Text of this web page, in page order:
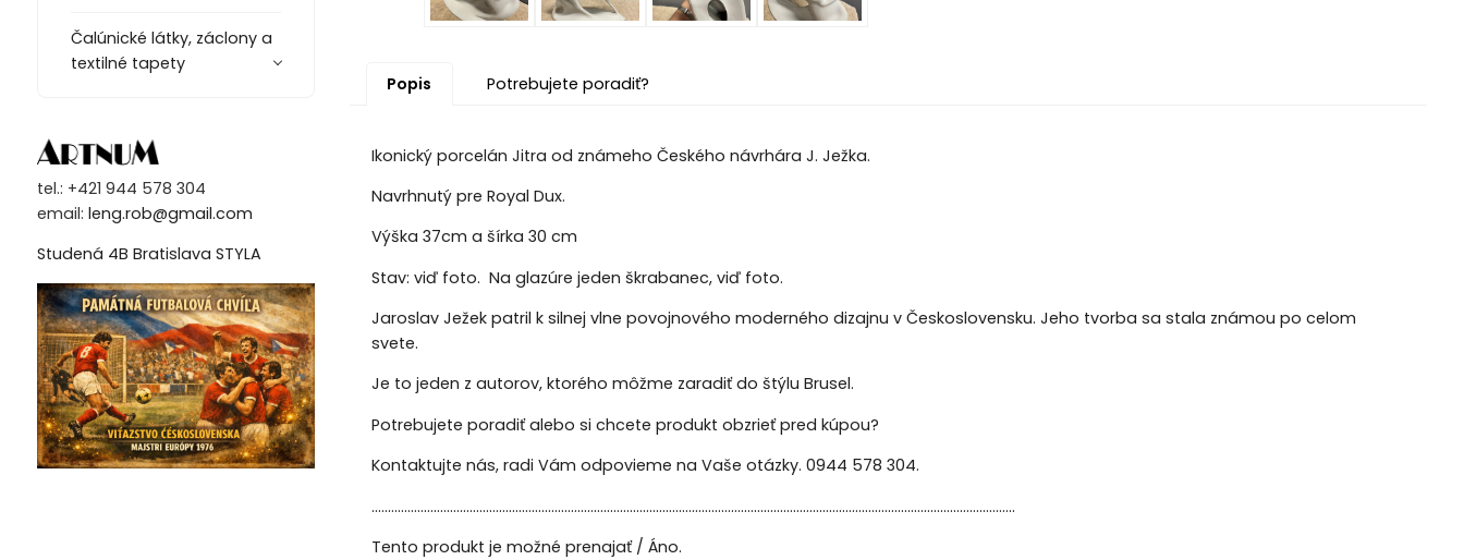
Čalúnické látky, záclony a
textilné tapety
tel.: +421 944 578 304
email: leng.rob@gmail.com
Studená 4B Bratislava STYLA
Popis Potrebujete poradiť?
Ikonický porcelán Jitra od známeho Českého návrhára J. Ježka.
Navrhnutý pre Royal Dux.
Výška 37cm a šírka 30 cm
Stav: viď foto. Na glazúre jeden škrabanec, viď foto.
Jaroslav Ježek patril k silnej vlne povojnového moderného dizajnu v Československu. Jeho tvorba sa stala známou po celom
svete.
Je to jeden z autorov, ktorého môžme zaradiť do štýlu Brusel.
Potrebujete poradiť alebo si chcete produkt obzrieť pred kúpou?
Kontaktujte nás, radi Vám odpovieme na Vaše otázky. 0944 578 304.
.....................................................................................................................................................................................................
Tento produkt je možné prenajať / Áno.